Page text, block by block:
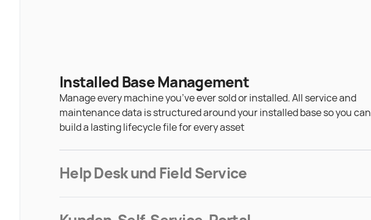
Installed Base Management
Manage every machine you’ve ever sold or installed. All service and
maintenance data is structured around your installed base so you can
build a lasting lifecycle file for every asset
Help Desk und Field Service